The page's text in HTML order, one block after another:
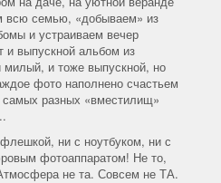
всю семью, «добываем» из
и устраиваем вечер
и выпускной альбом из
милый, и тоже выпускной, но
фото наполнено счастьем
разных «вместилищ»
ни с ноутбуком, ни с
фотоаппаратом! Не то,
не та. Совсем не ТА.